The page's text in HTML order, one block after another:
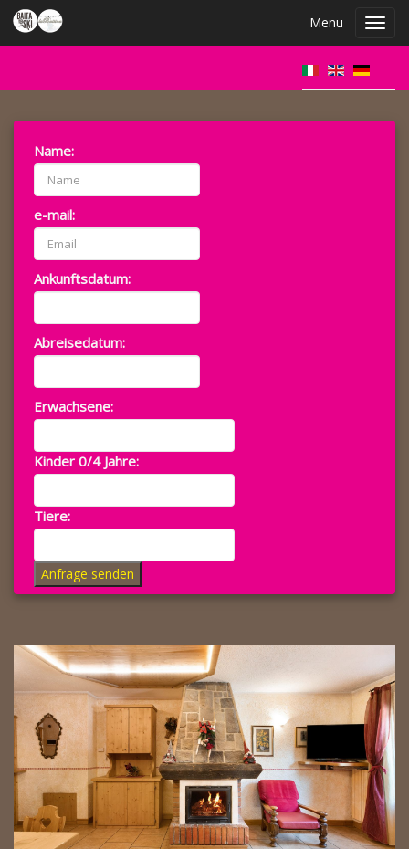
Menu
Name:
e-mail:
Ankunftsdatum:
Abreisedatum:
Erwachsene:
Kinder 0/4 Jahre:
Tiere:
Anfrage senden